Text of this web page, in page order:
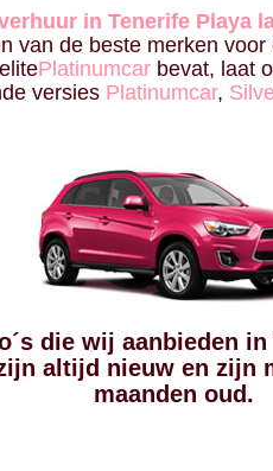
in Tenerife Playa
van de beste merken
Platinumcar bevat, laat
versies Platinumcar,
die wij aanbieden
altijd nieuw en zijn
maanden oud.